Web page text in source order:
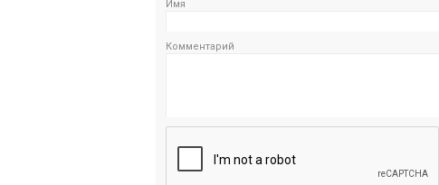
Имя
Комментарий